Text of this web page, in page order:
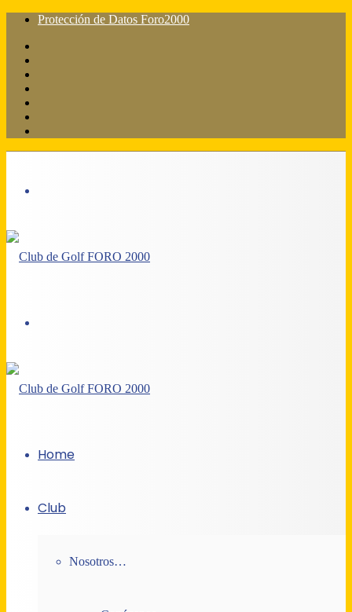
Protección de Datos Foro2000
Home
Club
Nosotros…